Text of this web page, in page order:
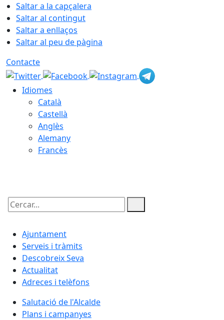
Saltar a la capçalera
Saltar al contingut
Saltar a enllaços
Saltar al peu de pàgina
Contacte
Idiomes
Català
Castellà
Anglès
Alemany
Francès
Cercar:
Ajuntament
Serveis i tràmits
Descobreix Seva
Actualitat
Adreces i telèfons
Salutació de l'Alcalde
Plans i campanyes